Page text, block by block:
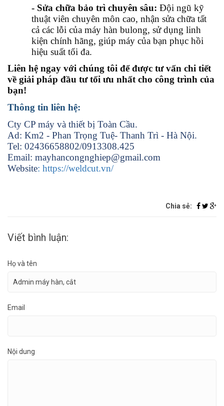
- Sửa chữa bảo trì chuyên sâu: Đội ngũ kỹ
thuật viên chuyên môn cao, nhận sửa chữa tất
cả các lỗi của máy hàn bulong, sử dụng linh
kiện chính hãng, giúp máy của bạn phục hồi
hiệu suất tối đa.
Liên hệ ngay với chúng tôi để được tư vấn chi tiết
về giải pháp đầu tư tối ưu nhất cho công trình của
bạn!
Thông tin liên hệ:
Cty CP máy và thiết bị Toàn Cầu.
Ad: Km2 - Phan Trọng Tuệ- Thanh Trì - Hà Nội.
Tel: 02436658802/0913308.425
Email: mayhancongnghiep@gmail.com
Website: https://weldcut.vn/
Chia sẻ:
Viết bình luận:
Họ và tên
Email
Nội dung